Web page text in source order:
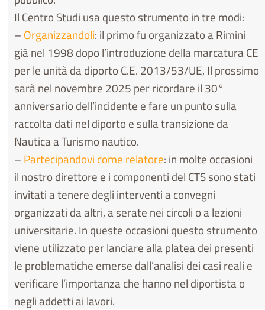
Il Centro Studi usa questo strumento in tre modi:
– Organizzandoli: il primo fu organizzato a Rimini
già nel 1998 dopo l’introduzione della marcatura CE
per le unità da diporto C.E. 2013/53/UE, Il prossimo
sarà nel novembre 2025 per ricordare il 30°
anniversario dell’incidente e fare un punto sulla
raccolta dati nel diporto e sulla transizione da
Nautica a Turismo nautico.
– Partecipandovi come relatore: in molte occasioni
il nostro direttore e i componenti del CTS sono stati
invitati a tenere degli interventi a convegni
organizzati da altri, a serate nei circoli o a lezioni
universitarie. In queste occasioni questo strumento
viene utilizzato per lanciare alla platea dei presenti
le problematiche emerse dall’analisi dei casi reali e
verificare l’importanza che hanno nel diportista o
negli addetti ai lavori.